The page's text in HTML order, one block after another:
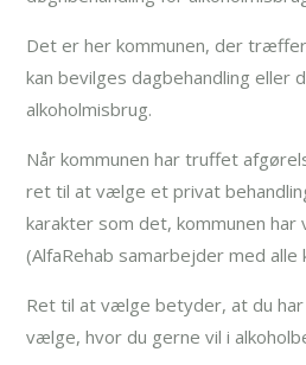
Det er her kommunen, der
kan bevilges dagbehandling eller
alkoholmisbrug.
Når kommunen har truffet
ret til at vælge et privat
karakter som det, kommunen har
(AlfaRehab samarbejder med alle
Ret til at vælge betyder, at du
vælge, hvor du gerne vil i